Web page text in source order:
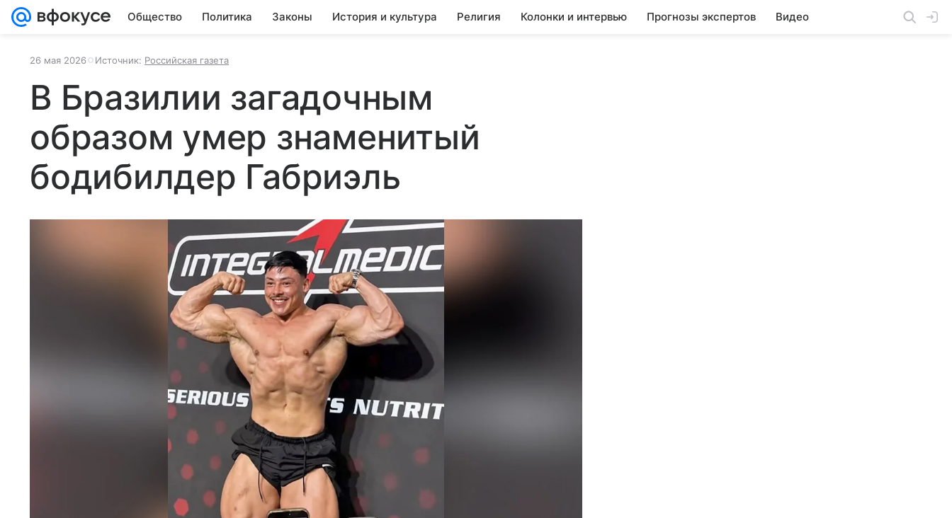
Общество Политика Законы История и культура Религия Колонки и интервью Прогнозы экспертов Видео
26 мая 2026 Источник: Российская газета
В Бразилии загадочным
образом умер знаменитый
бодибилдер Габриэль